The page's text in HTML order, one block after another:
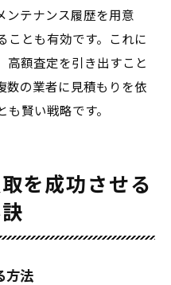
ンテナンス履歴を用意
ことも有効です。これに
高額査定を引き出すこと
数の業者に見積もりを依
賢い戦略です。
を成功させる
方法